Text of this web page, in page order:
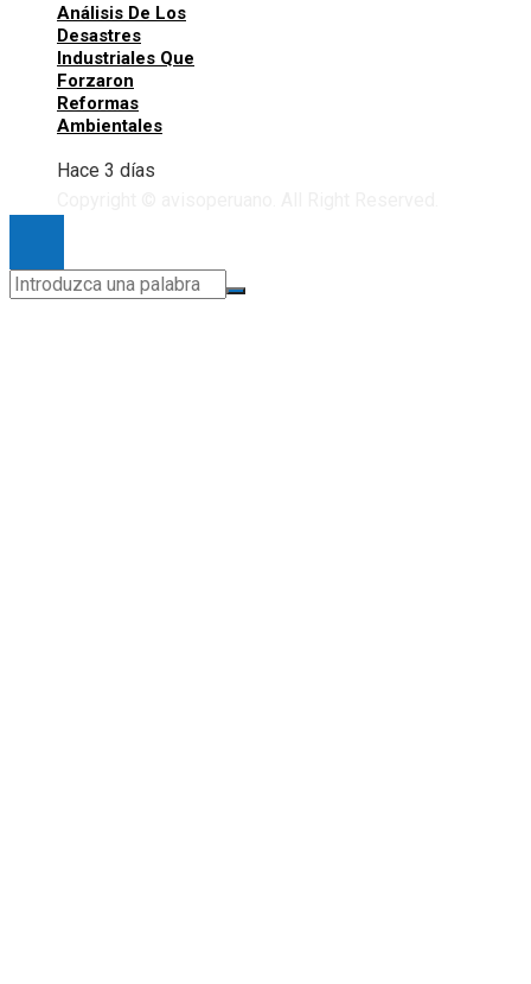
Análisis De Los
Desastres
Industriales Que
Forzaron
Reformas
Ambientales
Hace 3 días